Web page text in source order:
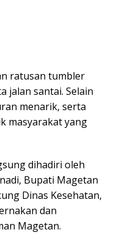
ratusan tumbler
jalan santai. Selain
menarik, serta
masyarakat yang
dihadiri oleh
Bupati Magetan
Dinas Kesehatan,
dan
Magetan.